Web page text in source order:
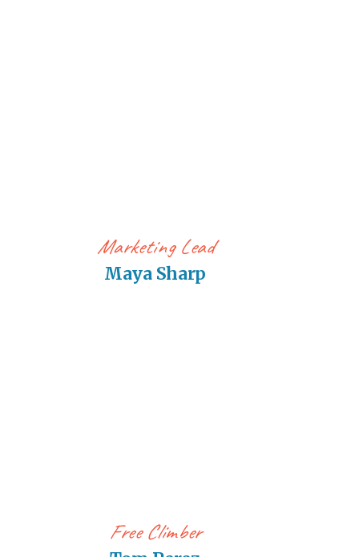
Marketing Lead
Maya Sharp
Free Climber